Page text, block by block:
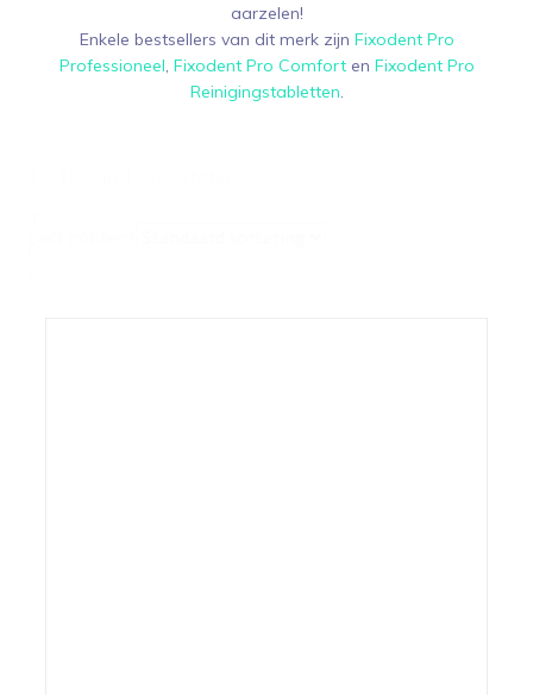
aarzelen!
Enkele bestsellers van dit merk zijn Fixodent Pro
Professioneel, Fixodent Pro Comforten Fixodent Pro
Reinigingstabletten.